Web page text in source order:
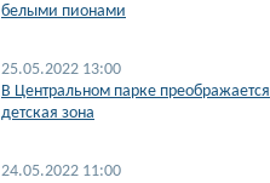
белыми пионами
25.05.2022 13:00
В Центральном парке преображается
детская зона
24.05.2022 11:00